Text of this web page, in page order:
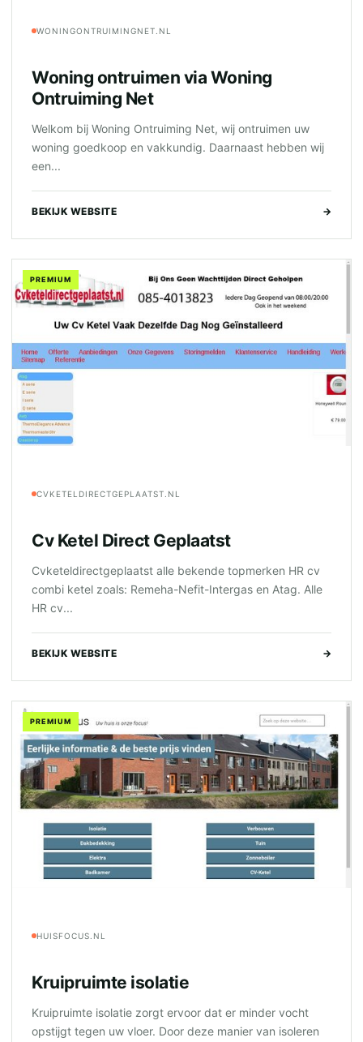
WONINGONTRUIMINGNET.NL
Woning ontruimen via Woning
Ontruiming Net
Welkom bij Woning Ontruiming Net, wij ontruimen uw
woning goedkoop en vakkundig. Daarnaast hebben wij
een...
BEKIJK WEBSITE →
PREMIUM
CVKETELDIRECTGEPLAATST.NL
Cv Ketel Direct Geplaatst
Cvketeldirectgeplaatst alle bekende topmerken HR cv
combi ketel zoals: Remeha-Nefit-Intergas en Atag. Alle
HR cv...
BEKIJK WEBSITE →
PREMIUM
HUISFOCUS.NL
Kruipruimte isolatie
Kruipruimte isolatie zorgt ervoor dat er minder vocht
opstijgt tegen uw vloer. Door deze manier van isoleren